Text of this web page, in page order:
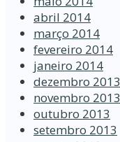
abril 2014
março 2014
fevereiro 2014
janeiro 2014
dezembro 2013
novembro 2013
outubro 2013
setembro 2013